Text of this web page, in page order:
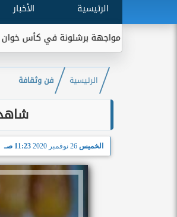
الرئيسية الأخبار
مواجهة برشلونة في كأس خوان جامبر.. موعد
الرئيسية فن وثقافة
الخميس 26 نوفمبر 2020 11:23 صـ